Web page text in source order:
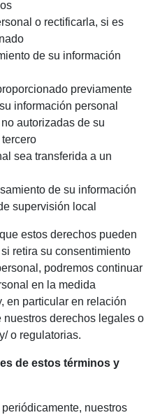
o rectificarla, si es
de su información
previamente
información personal
autorizadas de su
sea transferida a un
de su información
supervisión local
estos derechos pueden
retira su consentimiento
podremos continuar
en la medida
en particular en relación
derechos legales o
o regulatorias.
de estos términos y
nuestros